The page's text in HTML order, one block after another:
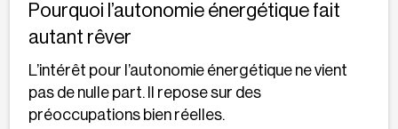
Pourquoi l’autonomie énergétique fait
autant rêver
L’intérêt pour l’autonomie énergétique ne vient
pas de nulle part. Il repose sur des
préoccupations bien réelles.